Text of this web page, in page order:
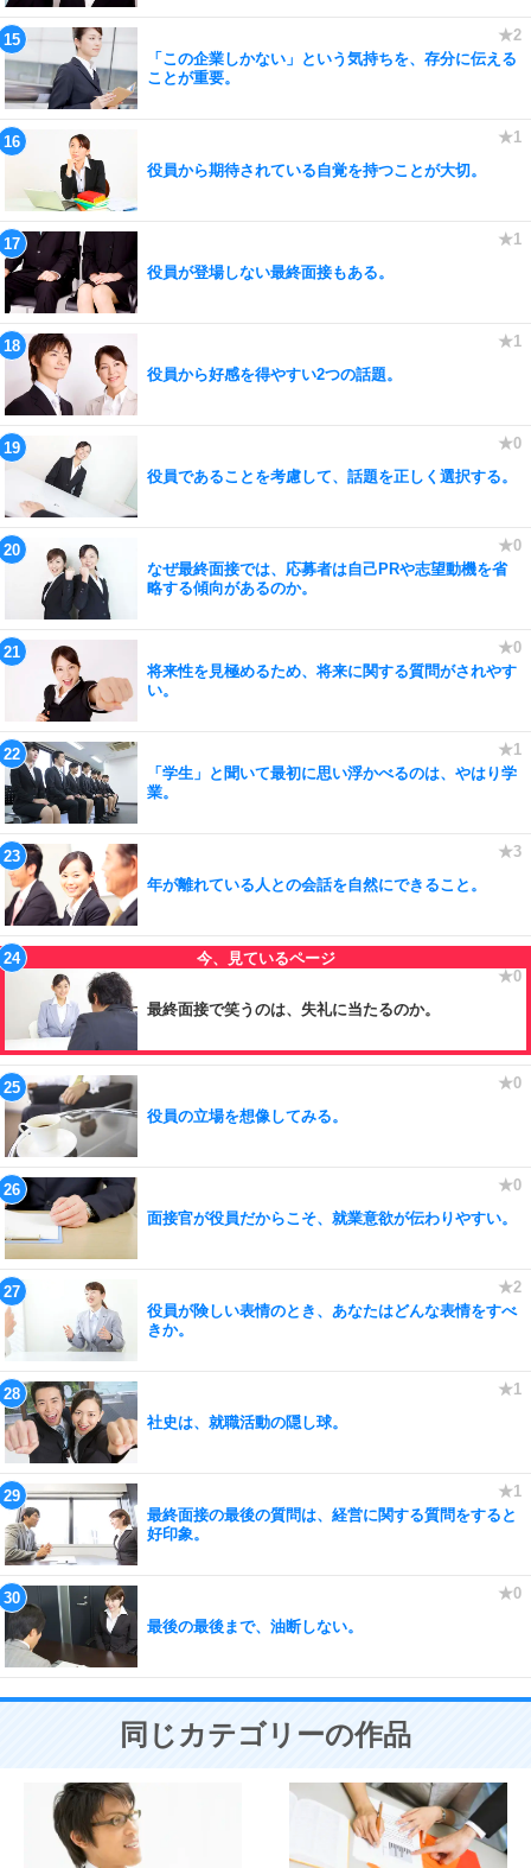
「この企業しかない」という気持ちを、存分に伝える
ことが重要。
役員から期待されている自覚を持つことが大切。
役員が登場しない最終面接もある。
役員から好感を得やすい2つの話題。
役員であることを考慮して、話題を正しく選択する。
なぜ最終面接では、応募者は自己PRや志望動機を省
略する傾向があるのか。
将来性を見極めるため、将来に関する質問がされやす
い。
「学生」と聞いて最初に思い浮かべるのは、やはり学
業。
年が離れている人との会話を自然にできること。
最終面接で笑うのは、失礼に当たるのか。
役員の立場を想像してみる。
面接官が役員だからこそ、就業意欲が伝わりやすい。
役員が険しい表情のとき、あなたはどんな表情をすべ
きか。
社史は、就職活動の隠し球。
最終面接の最後の質問は、経営に関する質問をすると
好印象。
最後の最後まで、油断しない。
同じカテゴリーの作品